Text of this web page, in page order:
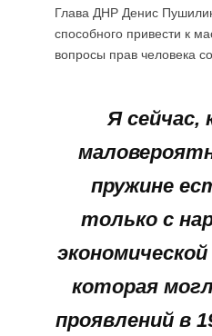
Глава ДНР Денис
способного привести к
вопросы прав человека
Я сейчас,
пружине
только с
которая
проявлений в